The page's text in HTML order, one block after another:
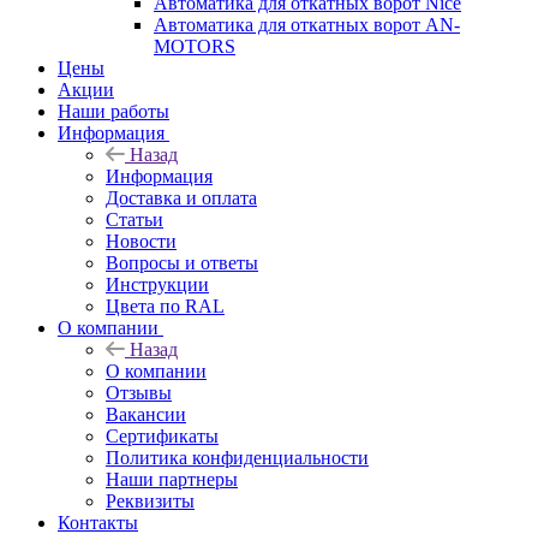
Автоматика для откатных ворот AN-
MOTORS
Цены
Акции
Наши работы
Информация
Назад
Информация
Доставка и оплата
Статьи
Новости
Вопросы и ответы
Инструкции
Цвета по RAL
О компании
Назад
О компании
Отзывы
Вакансии
Сертификаты
Политика конфиденциальности
Наши партнеры
Реквизиты
Контакты